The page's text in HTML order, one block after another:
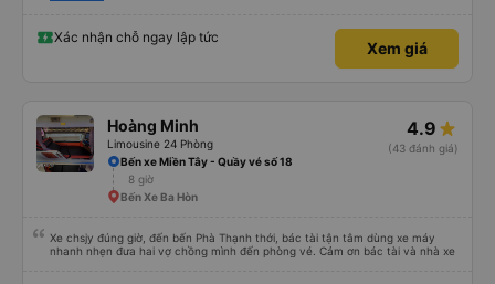
quy định rõ ràng về việc giữ im lặng (tắt âm thanh điện thoại) vào ban đêm
để tránh làm phiền hành khách khác ngủ. Ngoài ra, nhà xe nên dán sẵn mật
khẩu Wi-Fi trong xe để hành khách dễ dàng sử dụng. Tôi vẫn sẽ tiếp tục ủng
Xác nhận chỗ ngay lập tức
Xem giá
Hoàng Minh
Limousine 24 Phòng
4.9
(43 đánh giá)
Bến xe Miền Tây - Quầy vé số 18
8 giờ
Bến Xe Ba Hòn
Xe chsjy đúng giờ, đến bến Phà Thạnh thới, bác tài tận tâm dùng xe máy
nhanh nhẹn đưa hai vợ chồng mình đến phòng vé. Cảm ơn bác tài và nhà xe